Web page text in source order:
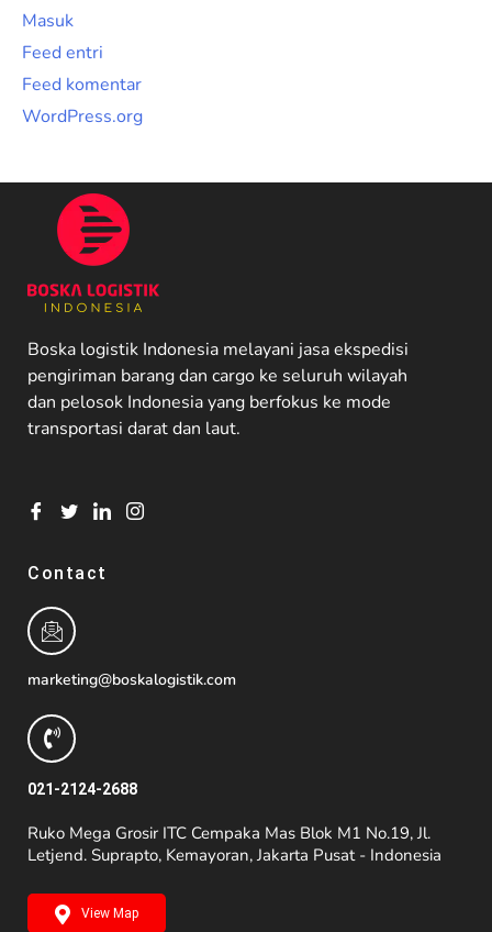
Masuk
Feed entri
Feed komentar
WordPress.org
Boska logistik Indonesia melayani jasa ekspedisi
pengiriman barang dan cargo ke seluruh wilayah
dan pelosok Indonesia yang berfokus ke mode
transportasi darat dan laut.
Contact
marketing@boskalogistik.com
021-2124-2688
Ruko Mega Grosir ITC Cempaka Mas Blok M1 No.19, Jl.
Letjend. Suprapto, Kemayoran, Jakarta Pusat - Indonesia
View Map